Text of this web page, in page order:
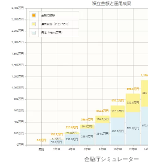
金融庁シミュレーター